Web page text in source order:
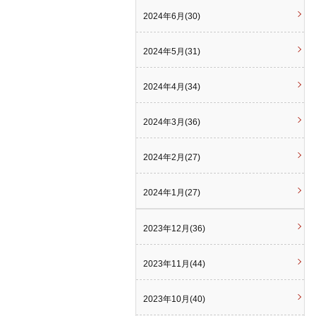
2024年6月(30)
2024年5月(31)
2024年4月(34)
2024年3月(36)
2024年2月(27)
2024年1月(27)
2023年12月(36)
2023年11月(44)
2023年10月(40)